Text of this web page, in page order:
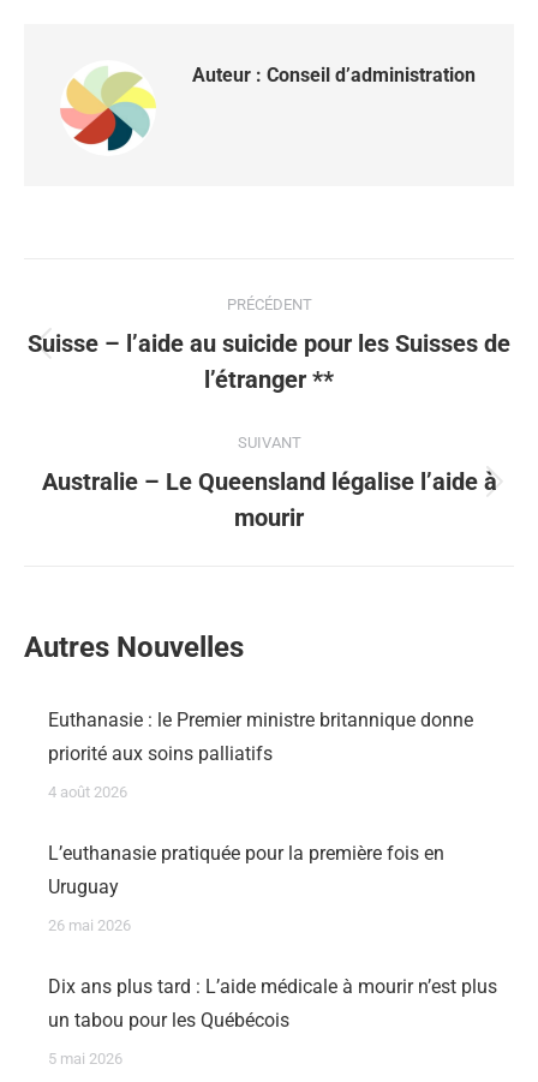
Auteur : Conseil d’administration
PRÉCÉDENT
Suisse – l’aide au suicide pour les Suisses de
l’étranger **
SUIVANT
Australie – Le Queensland légalise l’aide à
mourir
Autres Nouvelles
Euthanasie : le Premier ministre britannique donne
priorité aux soins palliatifs
4 août 2026
L’euthanasie pratiquée pour la première fois en
Uruguay
26 mai 2026
Dix ans plus tard : L’aide médicale à mourir n’est plus
un tabou pour les Québécois
5 mai 2026